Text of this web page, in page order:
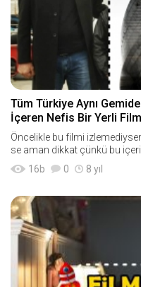
Tüm Türkiye Aynı
İçeren Nefis Bir Yerli
Öncelikle bu filmi
se aman dikkat çünkü bu
16b 0 8 yıl